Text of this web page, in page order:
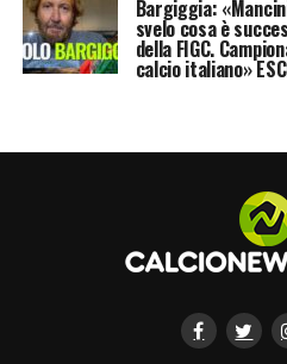
un’impresa alla portata.
in secondo piano la
AncheSolskjaerha i
hanno
rossonere ePiolivede il
Bargiggia:
svelo cosa è
della FIGC.
calcio italiano»